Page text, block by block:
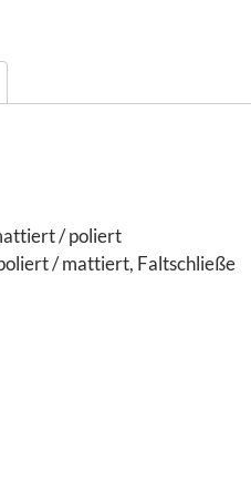
/ poliert
/ mattiert, Faltschließe